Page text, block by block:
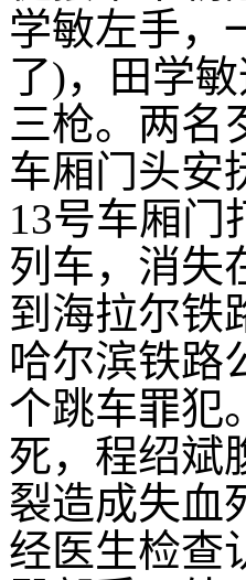
学敏左手，
了)，田学
三枪。两名
车厢门头安
13号车厢门
列车，消失
到海拉尔铁
哈尔滨铁路
个跳车罪犯
死，程绍斌
裂造成失血
经医生检查